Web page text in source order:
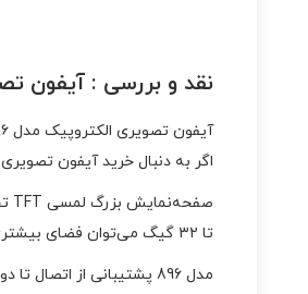
نقد و بررسی : آیفون
اگر به دنبال خرید آیفون تصویری با قابلیت ضبط عکس و
تا ۳۲ گیگ می‌توان فضای بیشتری ایجاد کرد .
مدل 896 پشتیبانی از